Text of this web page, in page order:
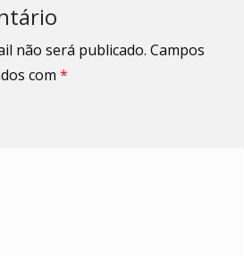
não será publicado. Campos
com *